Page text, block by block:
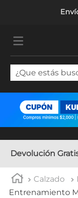
¿Que estás
Devolución
Calzado
Entrenamiento
TÉRMINOS MÁS
.
tenis mujer
tenis hombre
5. tenis